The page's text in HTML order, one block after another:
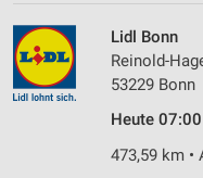
Lidl Bonn
Reinold-
53229 Bonn
Heute
473,59 km •